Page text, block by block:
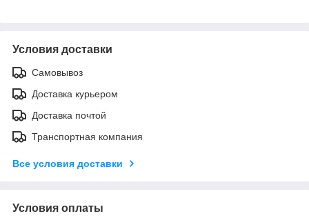
Условия доставки
Самовывоз
Доставка курьером
Доставка почтой
Транспортная компания
Все условия доставки
Условия оплаты